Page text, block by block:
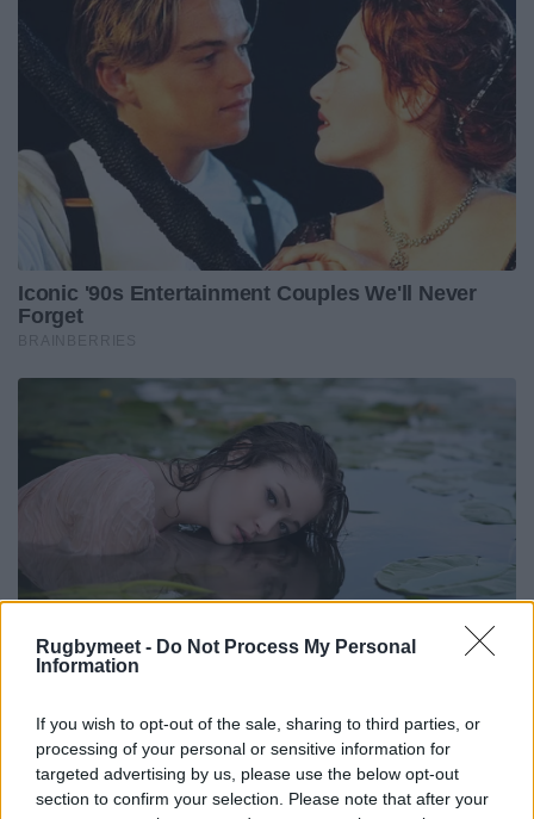
Rugbymeet - Do Not Process My Personal
Information
If you wish to opt-out of the sale, sharing to third parties, or
processing of your personal or sensitive information for
targeted advertising by us, please use the below opt-out
section to confirm your selection. Please note that after your